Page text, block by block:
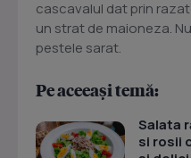
cascavalul dat prin
un strat de maioneza.
pestele sarat.
Pe aceeași temă:
Salata
si rosii